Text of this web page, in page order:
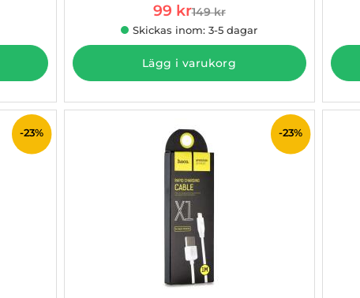
rea pris
99 krtidigare pris
149 kr
Skickas inom: 3-5 dagar
Lägg i varukorg
-23% -23%